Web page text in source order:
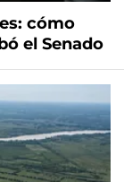
cómo
el Senado